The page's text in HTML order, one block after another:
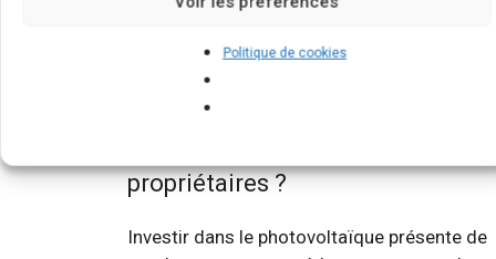
Politique de cookies
Quels sont les bénéfices à long
terme de l'investissement dans
propriétaires ?
Investir dans le photovoltaïque présente de